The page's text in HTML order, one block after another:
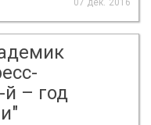
– год